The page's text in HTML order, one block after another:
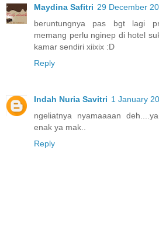
Maydina Safitri 29 December
beruntungnya pas bgt lagi
memang perlu nginep di hotel
kamar sendiri xiixix :D
Reply
Indah Nuria Savitri 1 January
ngeliatnya nyamaaaan
enak ya mak..
Reply